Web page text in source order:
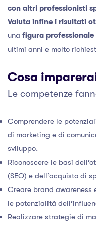
con altri professionisti
Valuta infine i risultati
una figura professionale
ultimi anni e molto
Cosa
Le competenze
Comprendere le
di marketing e di
sviluppo.
Riconoscere le basi
(SEO) e dell’acquisto di
Creare brand awareness
le potenzialità
Realizzare strategie di